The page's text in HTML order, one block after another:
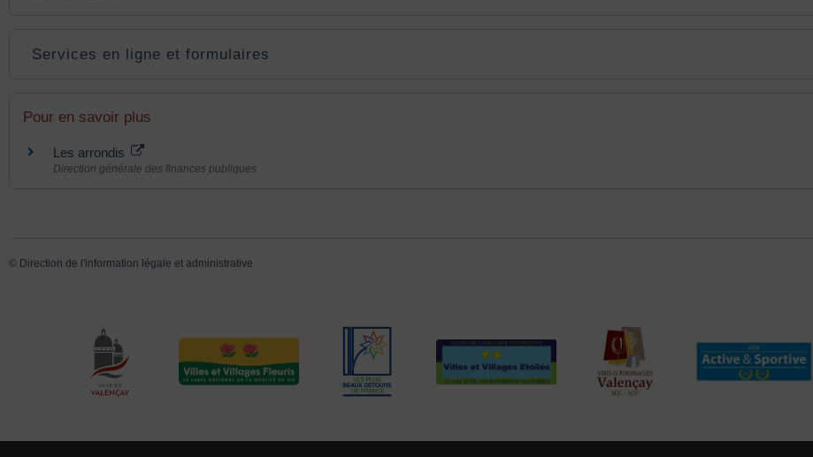
Services en ligne et formulaires
Pour en savoir plus
Les arrondis
Direction générale des finances publiques
© Direction de l'information légale et administrative